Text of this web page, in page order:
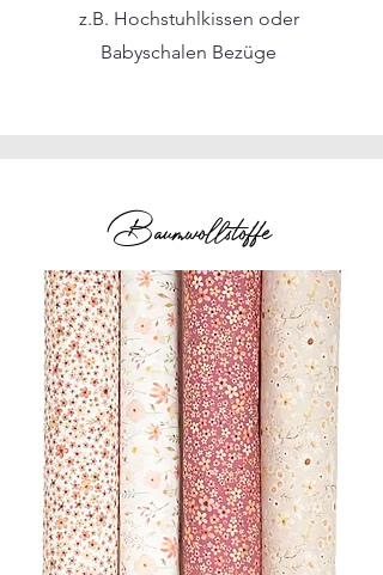
z.B. Hochstuhlkissen oder
Babyschalen Bezüge
Baumwollstoffe